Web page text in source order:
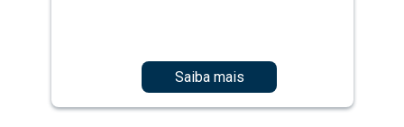
Saiba mais